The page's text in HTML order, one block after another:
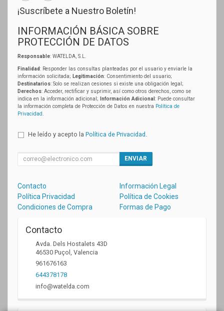
¡Suscríbete a Nuestro Boletín!
INFORMACIÓN BÁSICA SOBRE
PROTECCIÓN DE DATOS
Responsable: WATELDA, S.L.
Finalidad: Responder las consultas planteadas por el usuario y enviarle la
información solicitada; Legitimación: Consentimiento del usuario;
Destinatarios: Solo se realizan cesiones si existe una obligación legal;
Derechos: Acceder, rectificar y suprimir, así como otros derechos, como se
indica en la información adicional;
Información Adicional : Puede consultar
la información completa de Protección de Datos en nuestra Política de
Privacidad
He leído y acepto la Política de Privacidad .
ENVIAR
Contacto
Información Legal
Política Privacidad
Política de Cookies
Condiciones de Compra
Formas de Pago
Contacto
Avda. Dels Hostalets 43D
46530 Puçol , Valencia
961676163
644378178
info@watelda.com